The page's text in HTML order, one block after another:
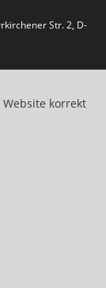
Str. 2, D-
korrekt